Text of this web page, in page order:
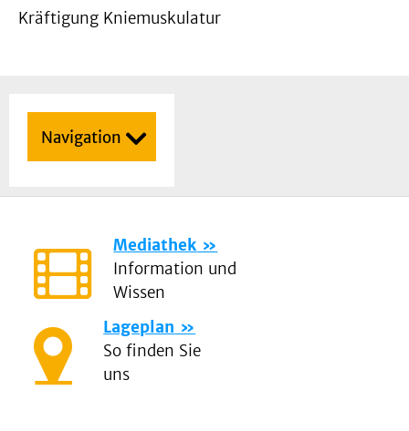
Kräftigung Kniemuskulatur
Navigation
Mediathek
Information und
Wissen
Lageplan
So finden Sie
uns